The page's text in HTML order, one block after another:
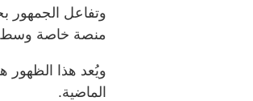
وتفاعل الجمهور
منصة خاصة وسط
ويُعد هذا الظهور
الماضية.